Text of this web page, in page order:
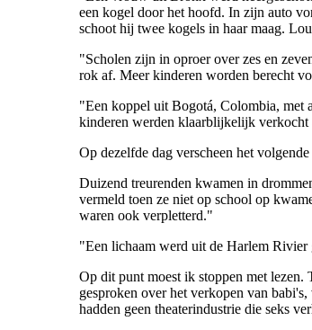
een kogel door het hoofd. In zijn auto
schoot hij twee kogels in haar maag.
"Scholen zijn in oproer over zes en
rok af. Meer kinderen worden berecht
"Een koppel uit Bogotá, Colombia, met
kinderen werden klaarblijkelijk verkocht
Op dezelfde dag verscheen het
Duizend treurenden kwamen in
vermeld toen ze niet op school op
waren ook verpletterd."
"Een lichaam werd uit de Harlem Rivier
Op dit punt moest ik stoppen met lezen.
gesproken over het verkopen van
hadden geen theaterindustrie die seks